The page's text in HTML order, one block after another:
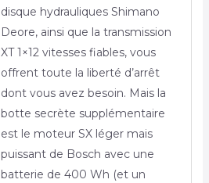
disque hydrauliques Shimano
Deore, ainsi que la transmission
XT 1×12 vitesses fiables, vous
offrent toute la liberté d’arrêt
dont vous avez besoin. Mais la
botte secrète supplémentaire
est le moteur SX léger mais
puissant de Bosch avec une
batterie de 400 Wh (et un